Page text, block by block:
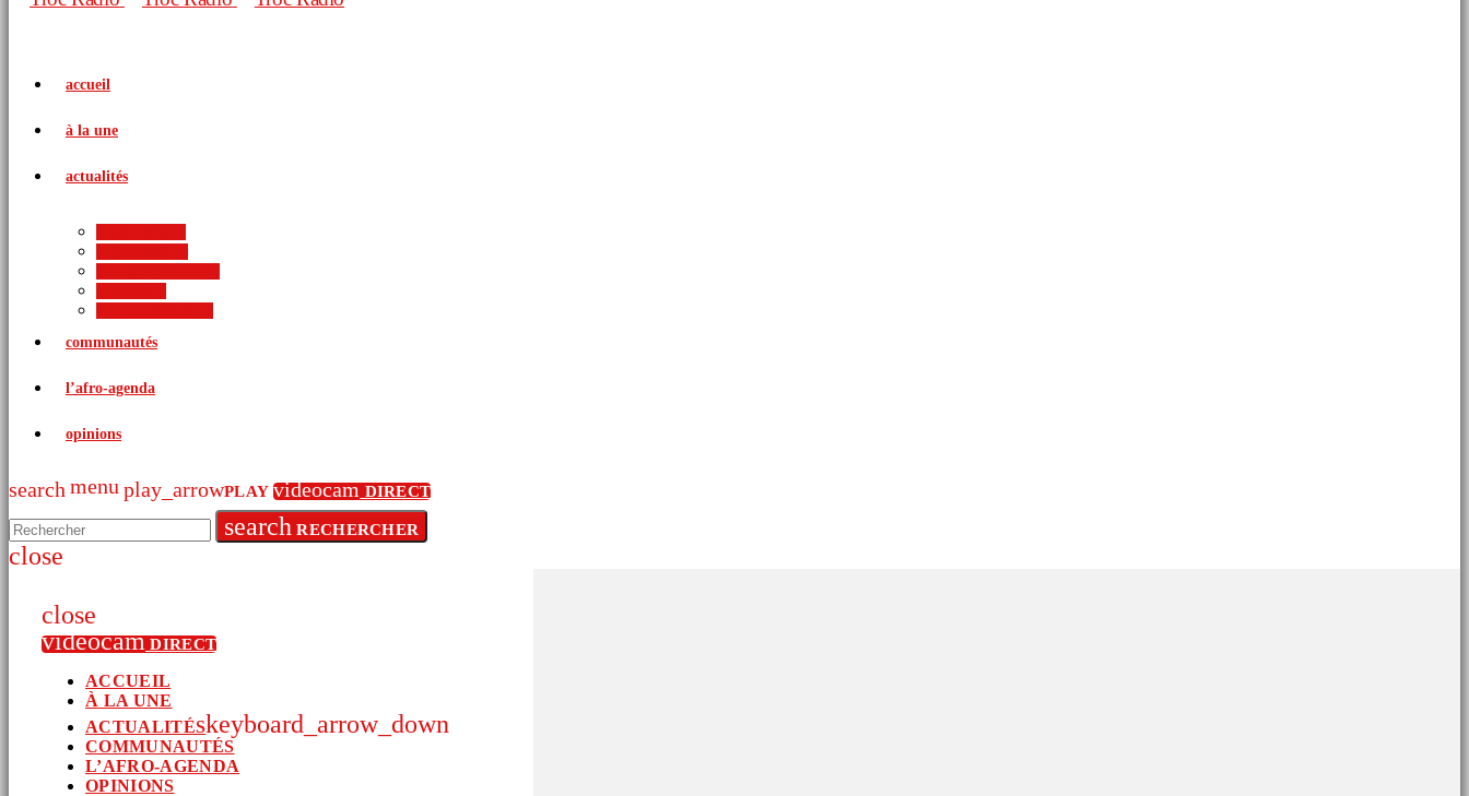
accueil
à la une
actualités
communautés
l’afro-agenda
opinions
searchmenuplay_arrowPLAY videocam DIRECT
search RECHERCHER
close
close
videocam DIRECT
ACCUEIL
À LA UNE
ACTUALITÉSkeyboard_arrow_down
POLITIQUE
ÉCONOMIE
ARTS ET CULTURE
COMMUNAUTÉS
L’AFRO-AGENDA
OPINIONS